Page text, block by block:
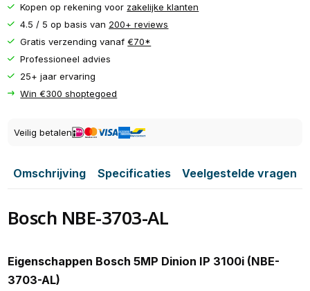
Kopen op rekening voor zakelijke klanten
4.5 / 5 op basis van 200+ reviews
Gratis verzending vanaf€70*
Professioneel advies
25+ jaar ervaring
Win €300 shoptegoed
Veilig betalen
Omschrijving Specificaties Veelgestelde vragen
Bosch NBE-3703-AL
Eigenschappen Bosch 5MP Dinion IP 3100i (NBE-
3703-AL)